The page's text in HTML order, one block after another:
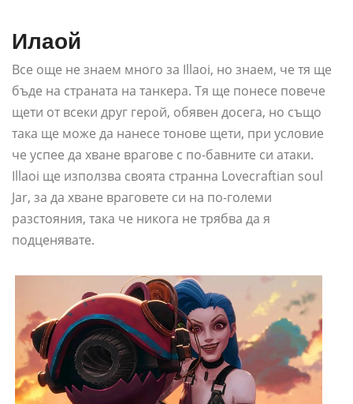
Илаой
Все още не знаем много за Illaoi, но знаем, че тя ще
бъде на страната на танкера. Тя ще понесе повече
щети от всеки друг герой, обявен досега, но също
така ще може да нанесе тонове щети, при условие
че успее да хване врагове с по-бавните си атаки.
Illaoi ще използва своята странна Lovecraftian soul
Jar, за да хване враговете си на по-големи
разстояния, така че никога не трябва да я
подценявате.